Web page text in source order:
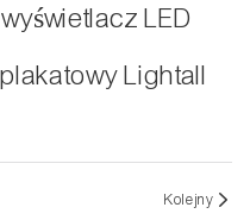
wyświetlacz LED
plakatowy Lightall
Kolejny